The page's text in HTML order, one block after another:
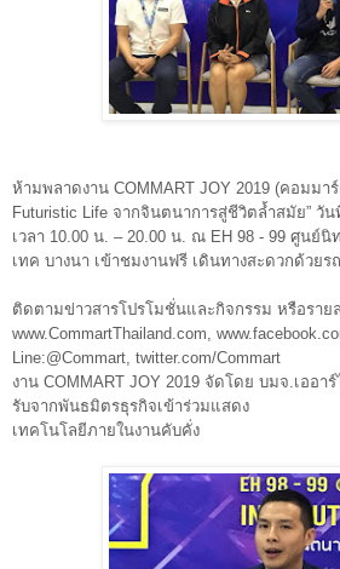
ห้ามพลาดงาน COMMART JOY 2019 (คอมมา
Futuristic Life จากจินตนาการสู่ชีวิตล้ำสมัย” วั
เวลา 10.00 น. – 20.00 น. ณ EH 98 - 99 ศูนย์
เทค บางนา เข้าชมงานฟรี เดินทางสะดวกด้วยร
ติดตามข่าวสารโปรโมชั่นและกิจกรรม หรือราย
www.CommartThailand.com,
Line:@Commart, twitter.com/Commart
งาน COMMART JOY 2019 จัดโดย บมจ.เออา
รับจากพันธมิตรธุรกิจเข้าร่วมแสดง
เทคโนโลยีภายในงานคับคั่ง